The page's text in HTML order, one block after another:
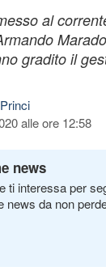
al
gradito il
alle ore 12:58
news
ti interessa per
news da non